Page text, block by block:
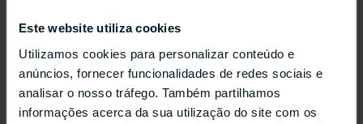
Este website utiliza cookies
Utilizamos cookies para personalizar conteúdo e
anúncios, fornecer funcionalidades de redes sociais e
analisar o nosso tráfego. Também partilhamos
informações acerca da sua utilização do site com os